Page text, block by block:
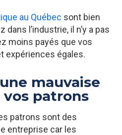
au Québec sont bien
l’industrie, il n’y a pas
moins payés que vos
expériences égales.
mauvaise
patrons
patrons sont des
entreprise car les